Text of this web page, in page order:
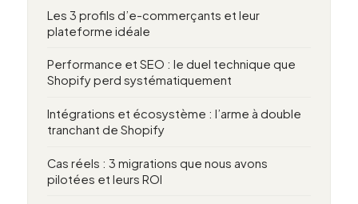
Les 3 profils d’e-commerçants et leur
plateforme idéale
Performance et SEO : le duel technique que
Shopify perd systématiquement
Intégrations et écosystème : l’arme à double
tranchant de Shopify
Cas réels : 3 migrations que nous avons
pilotées et leurs ROI